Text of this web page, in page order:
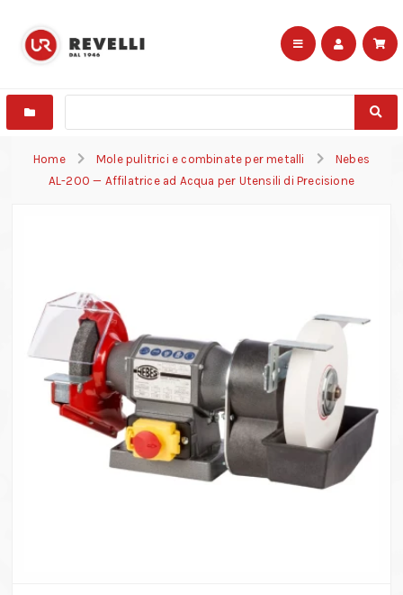
Home Mole pulitrici e combinate per metalli
Nebes
AL-200 — Affilatrice ad Acqua per Utensili di Precisione